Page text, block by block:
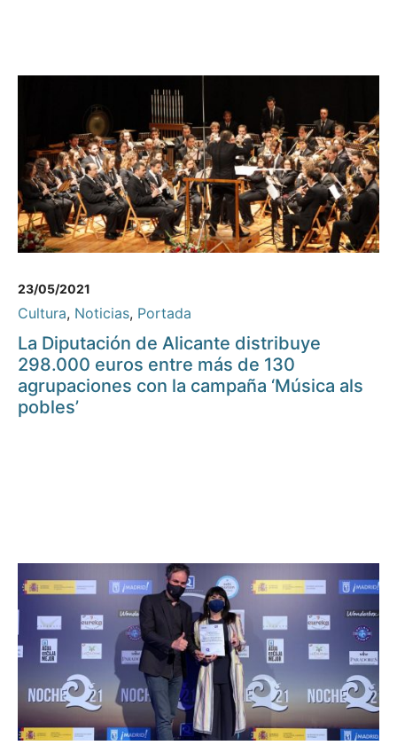
23/05/2021
Cultura, Noticias, Portada
La Diputación de Alicante distribuye
298.000 euros entre más de 130
agrupaciones con la campaña ‘Música als
pobles’